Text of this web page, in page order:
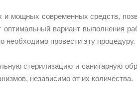
мощных современных средств,
вариант выполнения
провести эту процедуру.
стерилизацию и санитарную
независимо от их количества.